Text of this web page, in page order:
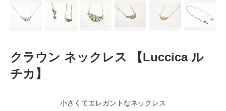
クラウン ネックレス 【Luccica ル
チカ】
小さくてエレガントなネックレス